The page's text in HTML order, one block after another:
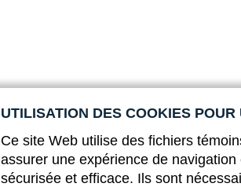
UTILISATION DES COOKIES
Ce site Web utilise des fichiers
assurer une expérience de
sécurisée et efficace. Ils sont